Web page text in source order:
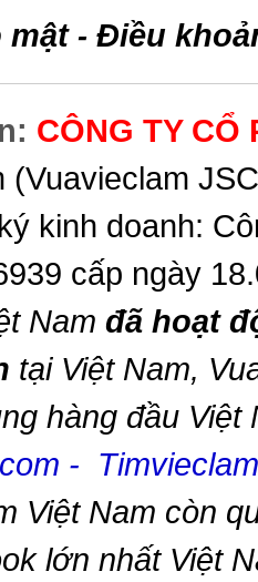
mật- Điều
CÔNG TY CỔ
kinh doanh:
cấp ngày
Nam đã hoạt
tại Việt Nam,
hàng đầu Việt
-
Việt Nam còn
lớn nhất Việt